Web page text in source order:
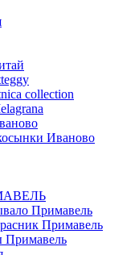
collection
Иваново
Примавель
Примавель
Примавель